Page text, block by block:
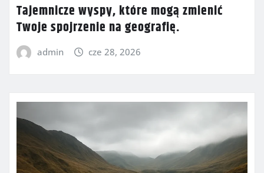
Tajemnicze wyspy, które mogą zmienić
Twoje spojrzenie na geografię.
admin cze 28, 2026